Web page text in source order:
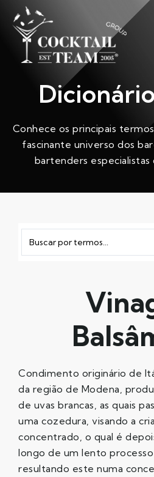
Conhece os principais
fascinante universo dos
bartenders especialistas
Condimento originário de
da região de Modena,
de uvas brancas, as quais
uma cozedura, visando a
concentrado, o qual é
longo de um lento
resultando este numa